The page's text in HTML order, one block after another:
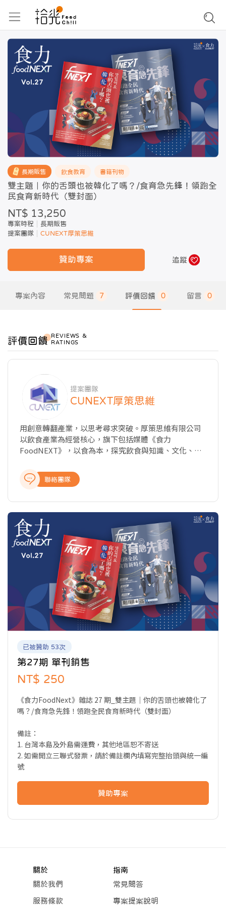
追蹤
長期販售 飲食教育 書籍刊物
雙主題｜你的舌頭也被韓化了嗎？/食育急先鋒！領跑全
民食育新時代（雙封面）
NT$ 13,250
專案時程
長期販售
提案團隊
CUNEXT厚策思維
贊助專案
專案內容 常見問題 7 評價回饋 0 留言 0
評價回饋REVIEWS ＆
RATINGS
提案團隊
CUNEXT厚策思維
用創意轉翻產業，以思考尋求突破。厚策思維有限公司
以飲食產業為經營核心，旗下包括媒體《食力
FoodNEXT》，以食為本，探究飲食與知識、文化、商
態、飲食美學與文化、科學客觀的知識剖析、深入的報
導與專題製作，提供讀者完整全面的產業報導，讓關注
聯絡團隊
已被贊助 53次
第27期 單刊銷售
NT$ 250
《食力FoodNext》雜誌 27 期_雙主題｜你的舌頭也被韓化了
嗎？/食育急先鋒！領跑全民食育新時代（雙封面）
備註：
1. 台灣本島及外島需運費，其他地區恕不寄送
2. 如需開立三聯式發票，請於備註欄內填寫完整抬頭與統一編
號
贊助專案
關於
關於我們
服務條款
指南
常見問答
專案提案說明